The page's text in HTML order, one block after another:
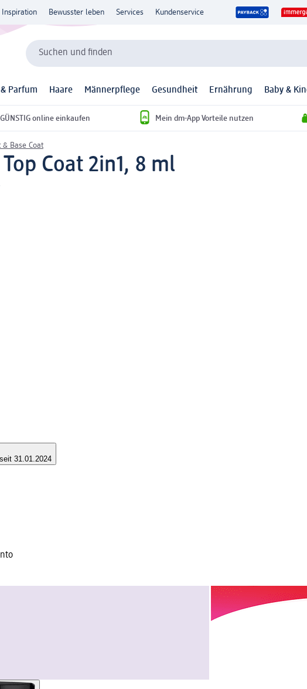
Inspiration Bewusster leben Services Kundenservice
Suchen und finden
Parfum Haare Männerpflege Gesundheit Ernährung Baby &
online einkaufen Mein dm-App Vorteile nutzen
& Base Coat
Coat 2in1, 8 ml
31.01.2024